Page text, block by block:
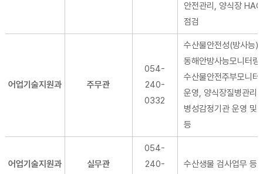
안전관리, 양식장
점검
어업기술지원과 주무관
054-
240-
0332
수산물안전성(방사능),
동해안방사능모니터링,
수산물안전주부모니터
운영, 양식장질병관리
병성감정기관 운영 및
등
어업기술지원과 실무관
054-
240-
수산생물 검사업무 등